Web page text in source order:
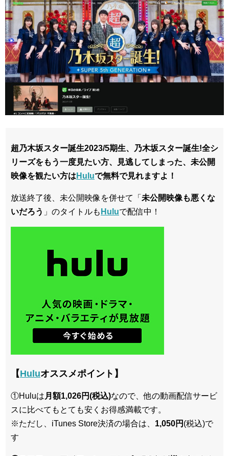
超乃木坂スター誕生2023/5期生、乃木坂スター誕生!全シ
リーズをもう一度見たい方、見逃してしまった、未公開
映像を観たい方は Huluで無料で見れますよ！
放送終了後、未公開映像を併せて「 未公開映像も悪くな
いだろう 」のタイトルも Huluで配信中！
【Huluオススメポイント】
①Huluは 月額1,026円(税込)なので、他の動画配信サービ
スに比べてもとても安くお得感満載です。
※ただし、iTunes Store決済の場合は、 1,050円 (税込)で
す